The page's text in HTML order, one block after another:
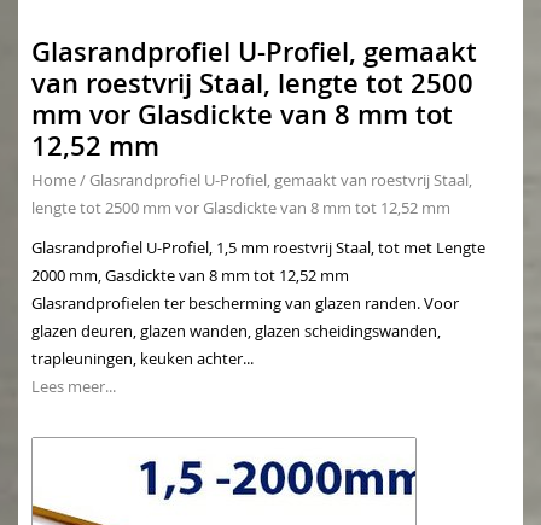
Glasrandprofiel U-Profiel, gemaakt
van roestvrij Staal, lengte tot 2500
mm vor Glasdickte van 8 mm tot
12,52 mm
Home/ Glasrandprofiel U-Profiel, gemaakt van roestvrij Staal,
lengte tot 2500 mm vor Glasdickte van 8 mm tot 12,52 mm
Glasrandprofiel U-Profiel, 1,5 mm roestvrij Staal, tot met Lengte
2000 mm, Gasdickte van 8 mm tot 12,52 mm
Glasrandprofielen ter bescherming van glazen randen. Voor
glazen deuren, glazen wanden, glazen scheidingswanden,
trapleuningen, keuken achter...
Lees meer...